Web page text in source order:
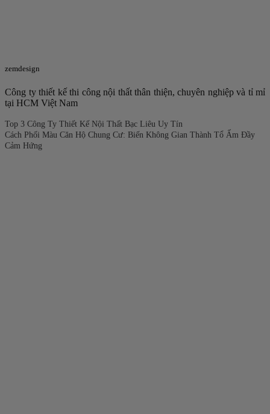
zemdesign
Công ty thiết kế thi công nội thất thân thiện, chuyên nghiệp và tỉ mỉ
tại HCM Việt Nam
Top 3 Công Ty Thiết Kế Nội Thất Bạc Liêu Uy Tín
Cách Phối Màu Căn Hộ Chung Cư: Biến Không Gian Thành Tổ Ấm Đầy
Cảm Hứng